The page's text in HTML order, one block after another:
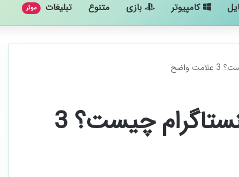
کامپیوتر بازی متنوع تبلیغات موثر
واضح
نشانه بلاک شدن در اینستاگرام چیست؟ 3